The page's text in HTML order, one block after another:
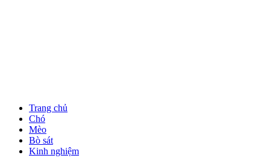
Trang chủ
Chó
Mèo
Bò sát
Kinh nghiệm